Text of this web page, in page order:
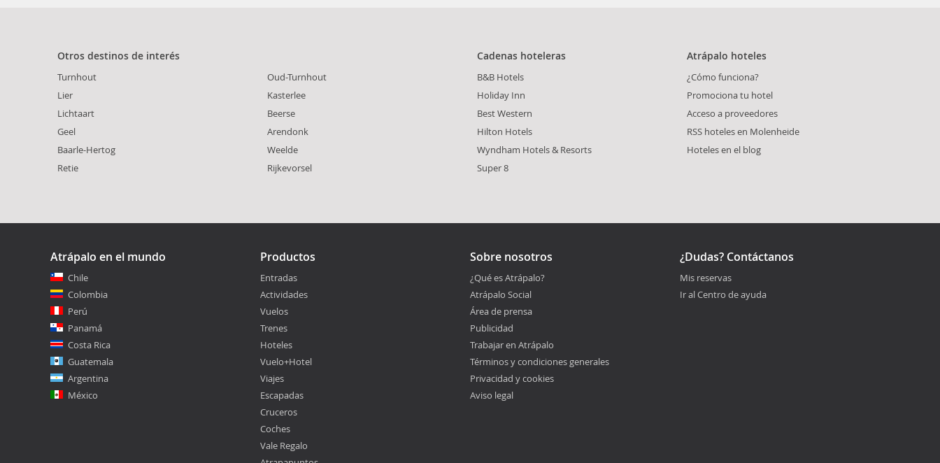
Otros destinos de interés
Turnhout
Lier
Lichtaart
Geel
Baarle-Hertog
Retie
Oud-Turnhout
Kasterlee
Beerse
Arendonk
Weelde
Rijkevorsel
Cadenas hoteleras
B&B Hotels
Holiday Inn
Best Western
Hilton Hotels
Wyndham Hotels & Resorts
Super 8
Atrápalo hoteles
¿Cómo funciona?
Promociona tu hotel
Acceso a proveedores
RSS hoteles en Molenheide
Hoteles en el blog
Atrápalo en el mundo
Chile
Colombia
Perú
Panamá
Costa Rica
Guatemala
Argentina
México
Productos
Entradas
Actividades
Vuelos
Trenes
Hoteles
Vuelo+Hotel
Viajes
Escapadas
Cruceros
Coches
Vale Regalo
Sobre nosotros
¿Qué es Atrápalo?
Atrápalo Social
Área de prensa
Publicidad
Trabajar en Atrápalo
Términos y condiciones generales
Privacidad y cookies
Aviso legal
¿Dudas? Contáctanos
Mis reservas
Ir al Centro de ayuda